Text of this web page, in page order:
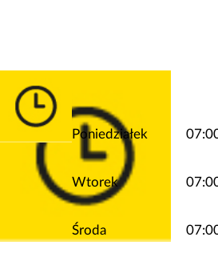
Poniedziałek
Wtorek
Środa